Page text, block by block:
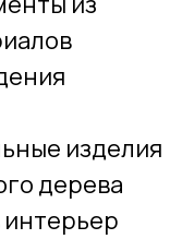
изделия
дерева
интерьер